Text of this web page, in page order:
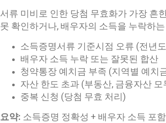
서류 미비로 인한 당첨 무효화가 가장 흔
못 확인하거나, 배우자의 소득을 누락하
소득증명서류 기준시점 오류 (전년
배우자 소득 누락 또는 잘못된 합산
청약통장 예치금 부족 (지역별 예치
자산 한도 초과 (부동산, 금융자산 모
중복 신청 (당첨 무효 처리)
요약: 소득증명 정확성 + 배우자 소득 포